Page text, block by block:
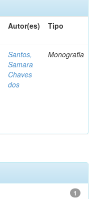
Autor(es) Tipo
Santos,
Samara
Chaves
dos
Monografia
1